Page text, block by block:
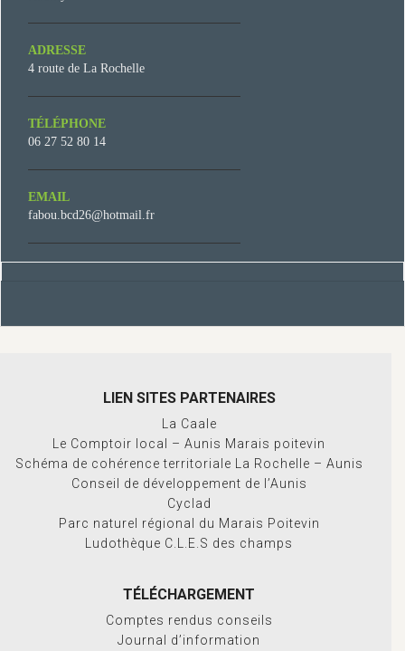
ADRESSE
4 route de La Rochelle
TÉLÉPHONE
06 27 52 80 14
EMAIL
fabou.bcd26@hotmail.fr
LIEN SITES PARTENAIRES
La Caale
Le Comptoir local – Aunis Marais poitevin
Schéma de cohérence territoriale La Rochelle – Aunis
Conseil de développement de l’Aunis
Cyclad
Parc naturel régional du Marais Poitevin
Ludothèque C.L.E.S des champs
TÉLÉCHARGEMENT
Comptes rendus conseils
Journal d’information